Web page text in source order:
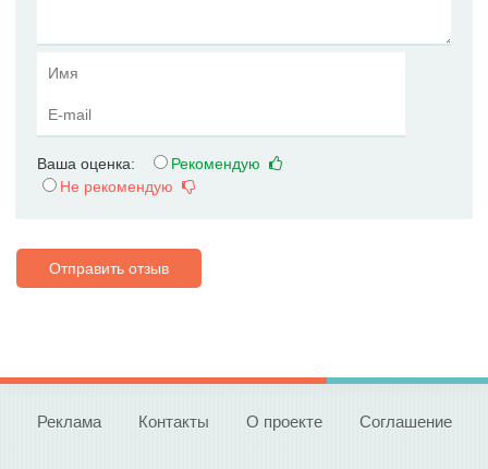
Ваша оценка:
Рекомендую
Не рекомендую
Отправить отзыв
Реклама Контакты О проекте Соглашение